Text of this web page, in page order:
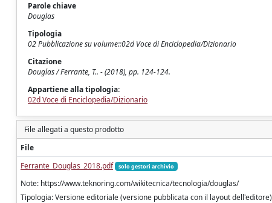
Parole chiave
Douglas
Tipologia
02 Pubblicazione su volume::02d Voce di Enciclopedia/Dizionario
Citazione
Douglas / Ferrante, T.. - (2018), pp. 124-124.
Appartiene alla tipologia:
02d Voce di Enciclopedia/Dizionario
File allegati a questo prodotto
File
Ferrante_Douglas_2018.pdf
solo gestori archivio
Note: https://www.teknoring.com/wikitecnica/tecnologia/douglas/
Tipologia: Versione editoriale (versione pubblicata con il layout dell'editore)